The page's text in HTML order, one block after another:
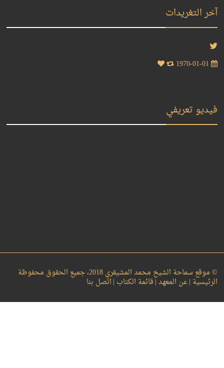
آخر التغريدات
فيديو تعريفي
© موقع سماحة الشيخ محمد المشيقري 2018، جميع الحقوق محفوظة
الرئيسية |عن المعهد |قائمة الكتاب |اتصل بنا